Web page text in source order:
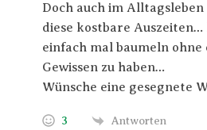
Doch auch im
diese kostbare Auszeiten…
einfach mal baumeln ohne
Gewissen zu haben…
Wünsche eine gesegnete
3 Antworten